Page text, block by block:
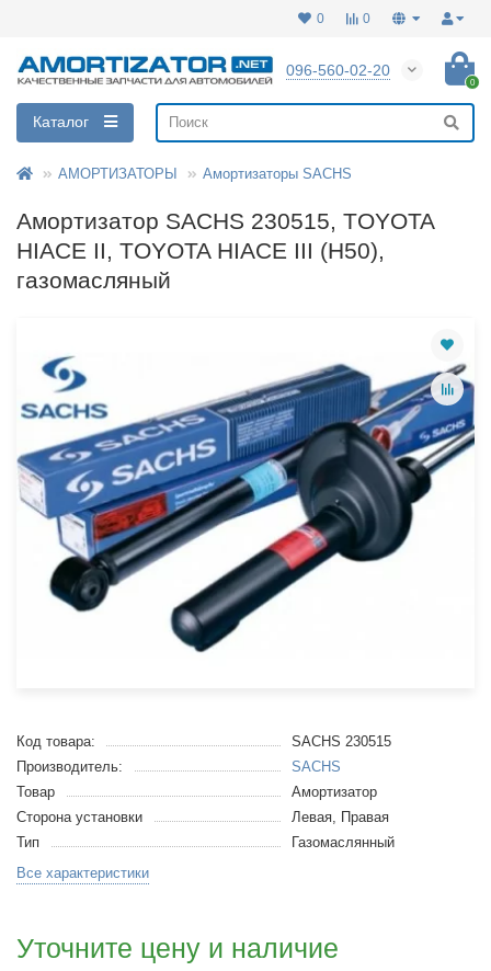
0
0
096-560-02-20
0
Каталог
АМОРТИЗАТОРЫ Амортизаторы SACHS
Амортизатор SACHS 230515, TOYOTA
HIACE II, TOYOTA HIACE III (H50),
газомасляный
Код товара:
SACHS 230515
Производитель:
SACHS
Товар
Амортизатор
Сторона установки
Левая, Правая
Тип
Газомаслянный
Все характеристики
Уточните цену и наличие